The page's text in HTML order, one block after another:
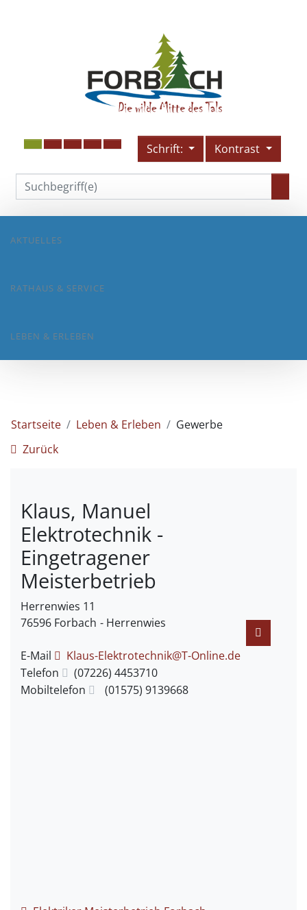
Schrift: Kontrast
AKTUELLES
RATHAUS & SERVICE
LEBEN & ERLEBEN
Startseite Leben & Erleben
Gewerbe
Zurück
Klaus, Manuel
Elektrotechnik -
Eingetragener
Meisterbetrieb
Herrenwies
Herrenwies 11
76596 Forbach
E-Mail
Klaus-Elektrotechnik@T-Online.de
Telefon
(07226) 4453710
Mobiltelefon
(01575) 9139668